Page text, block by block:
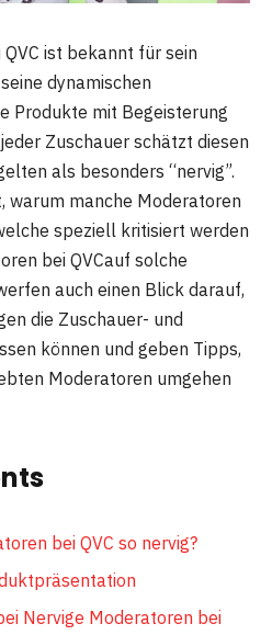
ist bekannt für sein
dynamischen
Produkte mit Begeisterung
Zuschauer schätzt diesen
als besonders “nervig”.
warum manche Moderatoren
speziell kritisiert werden
bei QVCauf solche
auch einen Blick darauf,
die Zuschauer- und
können und geben Tipps,
Moderatoren umgehen
bei QVC so nervig?
Nervige Moderatoren bei